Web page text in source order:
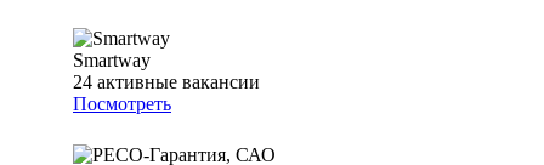
Smartway
24 активные вакансии
Посмотреть